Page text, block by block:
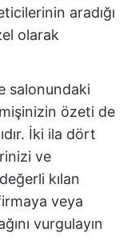
aradığı
olarak
salonundaki
özeti de
İki ila dört
ve
kılan
veya
vurgulayın